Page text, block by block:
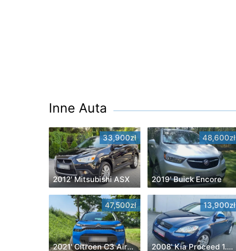
Inne Auta
33,900zł
2012' Mitsubishi ASX
48,600zł
2019' Buick Encore
47,500zł
2021' Citroen C3 Aircross
13,900zł
2008' Kia Proceed 1.4 Optimum +